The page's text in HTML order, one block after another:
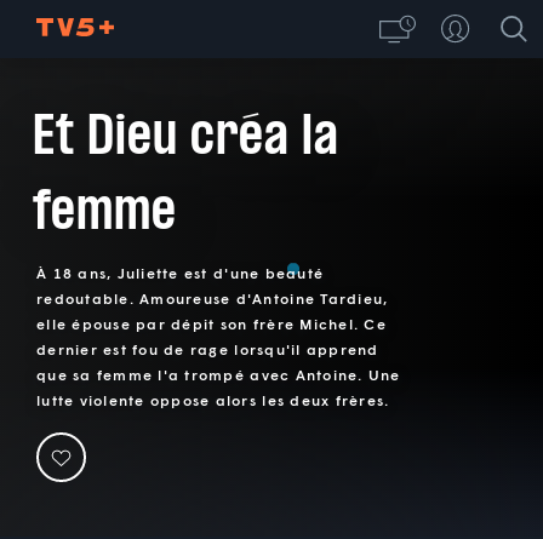
Et Dieu créa la
femme
À 18 ans, Juliette est d'une beauté
redoutable. Amoureuse d'Antoine Tardieu,
elle épouse par dépit son frère Michel. Ce
dernier est fou de rage lorsqu'il apprend
que sa femme l'a trompé avec Antoine. Une
lutte violente oppose alors les deux frères.